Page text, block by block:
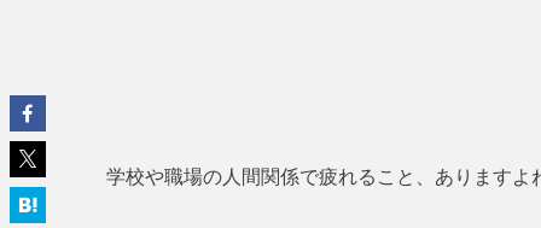
学校や職場の人間関係で疲れること、ありますよ